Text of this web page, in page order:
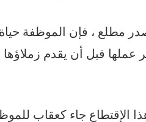
مطلع ، فإن الموظفة حياة
عملها قبل أن يقدم
الإقتطاع جاء كعقاب للموظفة